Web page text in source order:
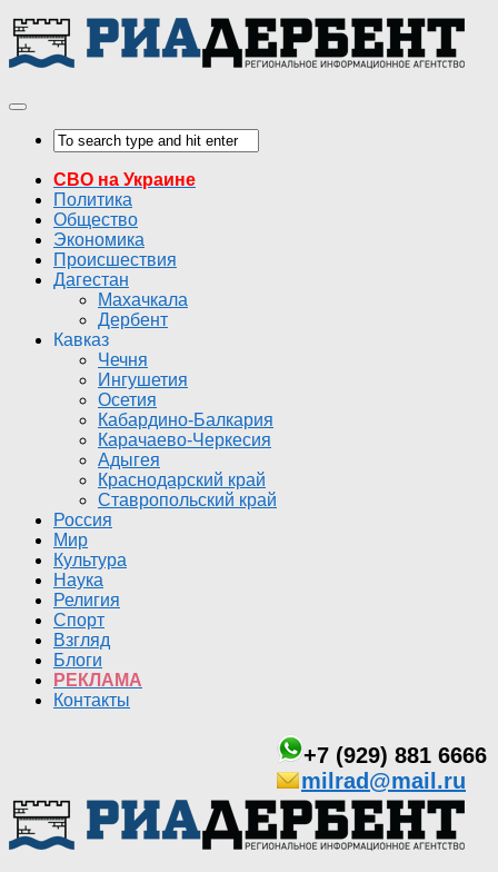
СВО на Украине
Политика
Общество
Экономика
Происшествия
Дагестан
Махачкала
Дербент
Кавказ
Чечня
Ингушетия
Осетия
Кабардино-Балкария
Карачаево-Черкесия
Адыгея
Краснодарский край
Ставропольский край
Россия
Мир
Культура
Наука
Религия
Спорт
Взгляд
Блоги
РЕКЛАМА
Контакты
+7 (929) 881 6666
milrad@mail.ru